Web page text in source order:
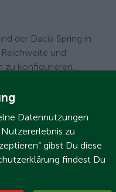
der Dacia Spring in
und
zu konfigurieren.
oder als
sind
Datennutzungen
zu
gibst Du diese
findest Du